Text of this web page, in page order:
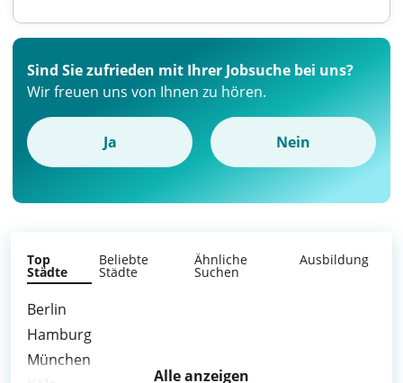
Sind Sie zufrieden mit Ihrer Jobsuche bei uns?
Wir freuen uns von Ihnen zu hören.
Ja Nein
Top
Städte
Beliebte
Städte
Ähnliche
Suchen
Ausbildung
Berlin
Hamburg
München
Alle anzeigen